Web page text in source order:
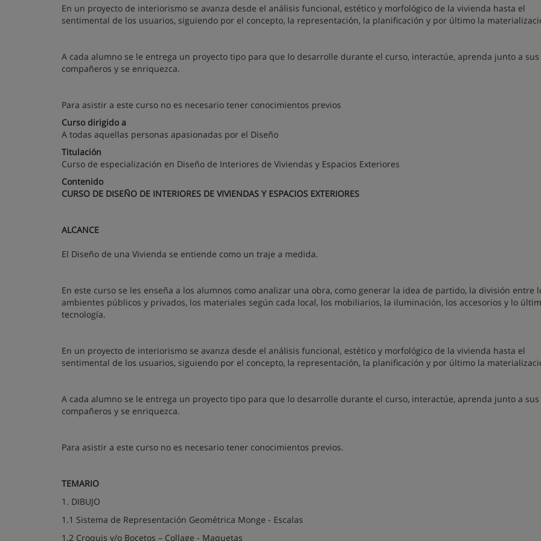
En un proyecto de interiorismo se avanza desde el análisis funcional, estético y morfológico de la vivienda hasta el
sentimental de los usuarios, siguiendo por el concepto, la representación, la planificación y por último la
A cada alumno se le entrega un proyecto tipo para que lo desarrolle durante el curso, interactúe, aprenda junto a sus
compañeros y se enriquezca.
Para asistir a este curso no es necesario tener conocimientos previos
Curso dirigido a
A todas aquellas personas apasionadas por el Diseño
Titulación
Curso de especialización en Diseño de Interiores de Viviendas y Espacios Exteriores
Contenido
CURSO DE DISEÑO DE INTERIORES DE VIVIENDAS Y ESPACIOS EXTERIORES
ALCANCE
El Diseño de una Vivienda se entiende como un traje a medida.
En este curso se les enseña a los alumnos como analizar una obra, como generar la idea de partido, la división entre
ambientes públicos y privados, los materiales según cada local, los mobiliarios, la iluminación, los accesorios y lo
tecnología.
En un proyecto de interiorismo se avanza desde el análisis funcional, estético y morfológico de la vivienda hasta el
sentimental de los usuarios, siguiendo por el concepto, la representación, la planificación y por último la
A cada alumno se le entrega un proyecto tipo para que lo desarrolle durante el curso, interactúe, aprenda junto a sus
compañeros y se enriquezca.
Para asistir a este curso no es necesario tener conocimientos previos.
TEMARIO
1. DIBUJO
1.1 Sistema de Representación Geométrica Monge - Escalas
1.2 Croquis y/o Bocetos – Collage - Maquetas